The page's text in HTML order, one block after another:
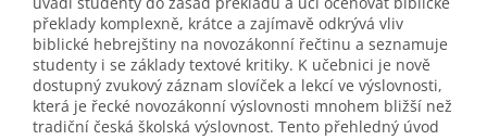
překlady komplexně, krátce a zajímavě odkrývá vliv
biblické hebrejštiny na novozákonní řečtinu a seznamuje
studenty i se základy textové kritiky. K učebnici je nově
dostupný zvukový záznam slovíček a lekcí ve výslovnosti,
která je řecké novozákonní výslovnosti mnohem bližší než
tradiční česká školská výslovnost. Tento přehledný úvod